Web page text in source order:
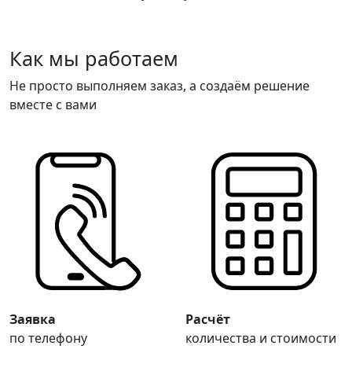
Как мы работаем
Не просто выполняем заказ, а создаём решение
вместе с вами
Заявка
по телефону
Расчёт
количества и стоимости